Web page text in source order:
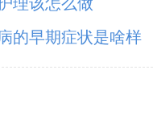
的早期症状是啥样